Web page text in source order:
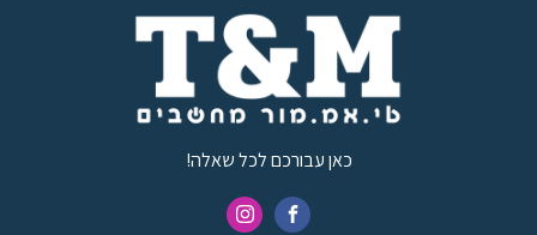
כאן עבורכם לכל שאלה!